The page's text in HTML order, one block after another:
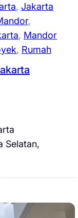
, Jakarta
, Mandor
, Rumah
Selatan,